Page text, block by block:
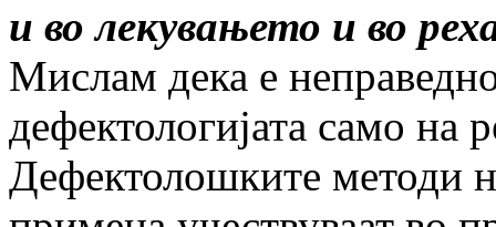
и во лекувањето и во
Мислам дека е
дефектологијата само на
Дефектолошките методи